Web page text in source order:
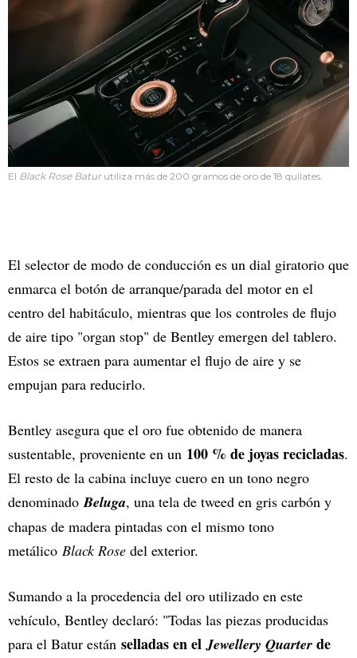
El Black Rose Baturutiliza más de 200 gramos de oro de 18 quilates.
El selector de modo de conducción es un dial giratorio que
enmarca el botón de arranque/parada del motor en el
centro del habitáculo, mientras que los controles de flujo
de aire tipo "organ stop" de Bentley emergen del tablero.
Estos se extraen para aumentar el flujo de aire y se
empujan para reducirlo.
Bentley asegura que el oro fue obtenido de manera
sustentable, proveniente en un 100 % de joyas recicladas.
El resto de la cabina incluye cuero en un tono negro
denominado Beluga, una tela de tweed en gris carbón y
chapas de madera pintadas con el mismo tono
metálico Black Rose del exterior.
Sumando a la procedencia del oro utilizado en este
vehículo, Bentley declaró: "Todas las piezas producidas
para el Batur están selladas en elJewellery Quarter de